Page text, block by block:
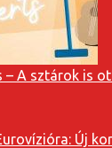
– A sztárok is
Új